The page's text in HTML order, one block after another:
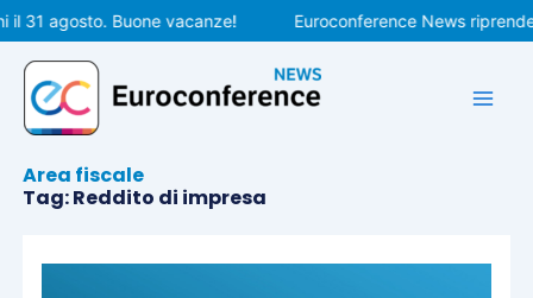
Vai
al
contenuto
agosto. Buone vacanze! Euroconference News
Area fiscale
Tag: Reddito di impresa